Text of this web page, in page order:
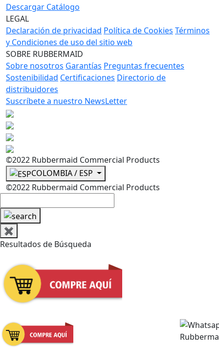
Descargar Catálogo
LEGAL
Declaración de privacidad Política de Cookies Términos
y Condiciones de uso del sitio web
SOBRE RUBBERMAID
Sobre nosotros Garantías Preguntas frecuentes
Sostenibilidad Certificaciones Directorio de
distribuidores
Suscríbete a nuestro NewsLetter
©2022 Rubbermaid Commercial Products
COLOMBIA / ESP
©2022 Rubbermaid Commercial Products
✖
Resultados de Búsqueda